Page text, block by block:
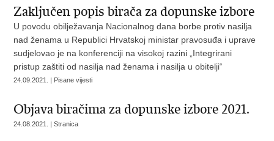
Zaključen popis birača za dopunske izbore
U povodu obilježavanja Nacionalnog dana borbe protiv nasilja
nad ženama u Republici Hrvatskoj ministar pravosuđa i uprave
sudjelovao je na konferenciji na visokoj razini „Integrirani
pristup zaštiti od nasilja nad ženama i nasilja u obitelji“
24.09.2021. | Pisane vijesti
Objava biračima za dopunske izbore 2021.
24.08.2021. | Stranica